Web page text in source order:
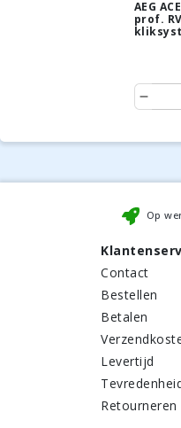
AEG
prof.
Op
Contact
Bestellen
Betalen
Levertijd
Retourneren